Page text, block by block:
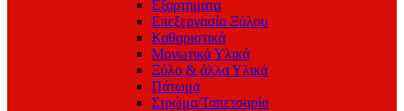
Εξαρτήματα
Επεξεργασία Ξύλου
Καθαριστικά
Μονωτικά Υλικά
Ξύλο & άλλα Υλικά
Πάτωμα
Στρώμα/Ταπετσαρία